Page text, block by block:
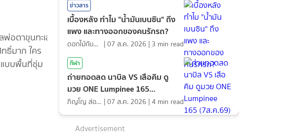
อตาขุนทะเล
ธิ์มาก ใคร
แบบพื้นที่ชุ่ม
ข่าวสาร
เบื้องหลัง ทำไม "น้ำมันเบนซิน" ถึง
แพง และทางออกของคนรักรถ?
ดอกไม้กับสายน้ำ |07 ส.ค. 2026 | 3 min read
กีฬา
ถ่ายทอดสด นาบิล VS เสือคิม ดู
มวย ONE Lumpinee 165
(7ส.ค.69)ภิญโญ ส่องแสง |07 ส.ค. 2026 |4 min read
Advertisement